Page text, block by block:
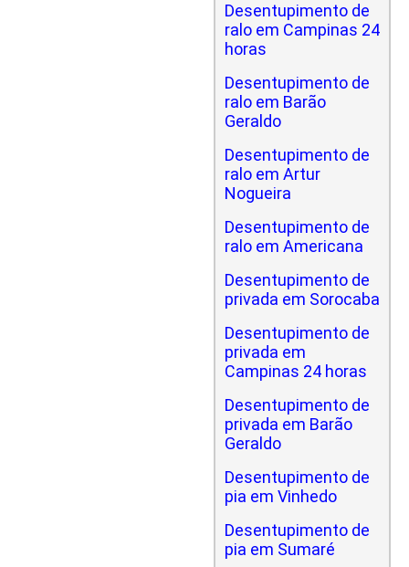
Desentupimento de
ralo em Campinas 24
horas
Desentupimento de
ralo em Barão
Geraldo
Desentupimento de
ralo em Artur
Nogueira
Desentupimento de
ralo em Americana
Desentupimento de
privada em Sorocaba
Desentupimento de
privada em
Campinas 24 horas
Desentupimento de
privada em Barão
Geraldo
Desentupimento de
pia em Vinhedo
Desentupimento de
pia em Sumaré